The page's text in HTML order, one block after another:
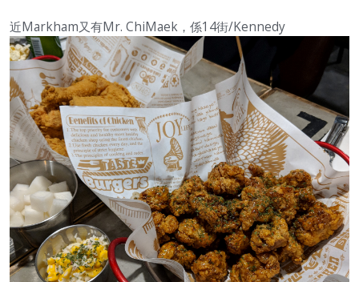
近Markham又有Mr. ChiMaek，係14街/Kennedy